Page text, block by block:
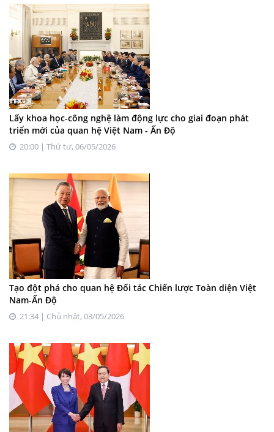
Lấy khoa học-công nghệ làm động lực cho giai đoạn phát
triển mới của quan hệ Việt Nam - Ấn Độ
20:00 | Thứ tư, 06/05/2026
Tạo đột phá cho quan hệ Đối tác Chiến lược Toàn diện Việt
Nam-Ấn Độ
21:34 | Chủ nhật, 03/05/2026